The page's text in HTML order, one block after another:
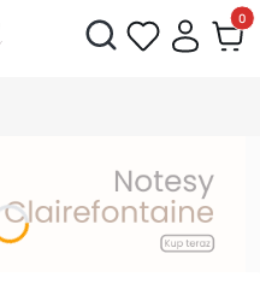
Otwórz wyszukiwarkę